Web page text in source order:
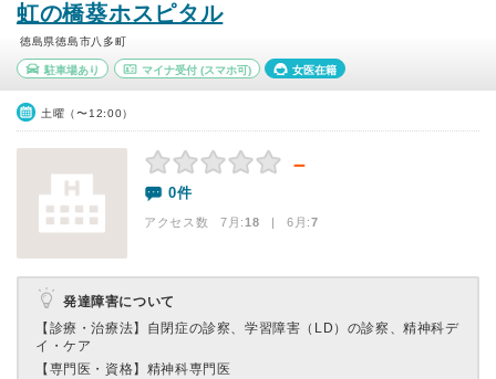
虹の橋葵ホスピタル
徳島県徳島市八多町
駐車場あり マイナ受付(スマホ可) 女医在籍
土曜（〜12:00）
－
0件
アクセス数 7月:18 | 6月:7
発達障害について
【診療・治療法】 自閉症の診察、学習障害（LD）の診察、精神科デ
イ・ケア
【専門医・資格】 精神科専門医